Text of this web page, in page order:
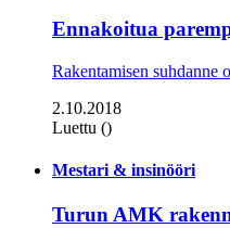
Ennakoitua
Rakentamisen suhdanne
2.10.2018
Luettu ()
Mestari & insinööri
Turun AMK